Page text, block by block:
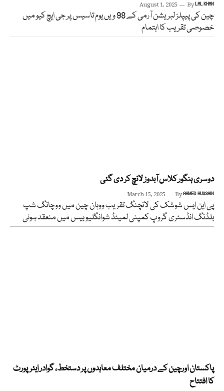
August 1, 2025 ByLAL KHAN
چین کی پیپلز لبریشن آرمی کے 98 ویں یوم تاسیس پر جی ایچ کیو میں
خصوصی تقریب کا اہتمام
دوسری ہنگور کلاس آبدوز لانچ کر دی گئی
March 15, 2025 ByAHMED HUSSAIN
پی این ایس شوشک کی لانچنگ تقریب ووہان چین میں ووچانگ شپ
بلڈنگ انڈسٹری گروپ کمپنی لمیٹڈ شوانگلیو بیس میں منعقد ہوئی
پاکستان اورچین کے درمیان مختلف معاہدوں پر دستخط، گوادر ایئرپورٹ
کا افتتاح